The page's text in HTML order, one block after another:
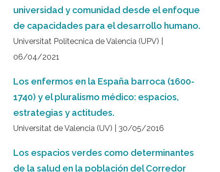
universidad y comunidad desde el enfoque
de capacidades para el desarrollo humano.
Universitat Politecnica de Valencia (UPV) |
06/04/2021
Los enfermos en la España barroca (1600-
1740) y el pluralismo médico: espacios,
estrategias y actitudes.
Universitat de Valencia (UV) | 30/05/2016
Los espacios verdes como determinantes
de la salud en la población del Corredor